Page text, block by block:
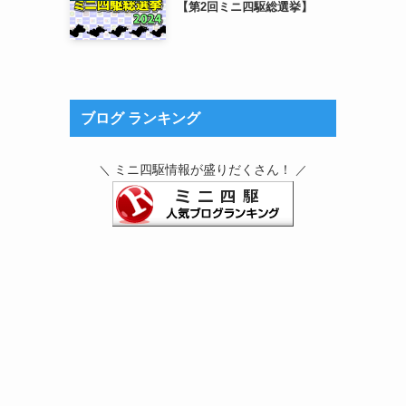
【第2回ミニ四駆総選挙】
ブログ ランキング
＼ ミニ四駆情報が盛りだくさん！ ／